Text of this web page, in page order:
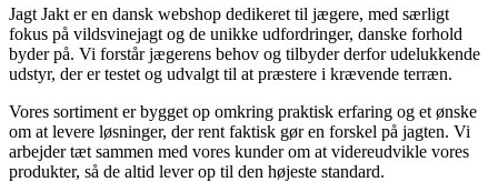
Jagt Jakt er en dansk webshop dedikeret til jægere, med særligt
fokus på vildsvinejagt og de unikke udfordringer, danske forhold
byder på. Vi forstår jægerens behov og tilbyder derfor udelukkende
udstyr, der er testet og udvalgt til at præstere i krævende terræn.
Vores sortiment er bygget op omkring praktisk erfaring og et ønske
om at levere løsninger, der rent faktisk gør en forskel på jagten. Vi
arbejder tæt sammen med vores kunder om at videreudvikle vores
produkter, så de altid lever op til den højeste standard.